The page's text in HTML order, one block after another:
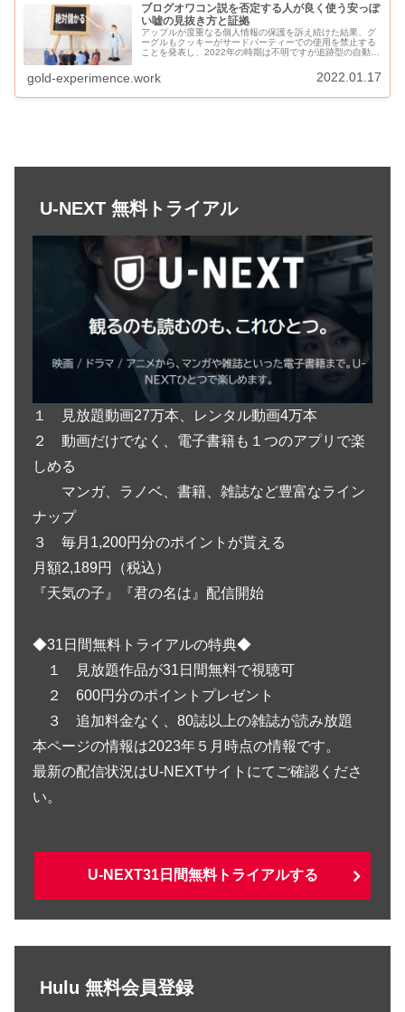
ブログオワコン説を否定する人が良く使う安っぽ
い嘘の見抜き方と証拠
アップルが度重なる個人情報の保護を訴え続けた結果、グ
ーグルもクッキーがサードパーティーでの使用を禁止する
ことを発表し、2022年の時期は不明ですが追跡型の自動広
ユーザーの情報にリンクした広...
gold-experimence.work 2022.01.17
U-NEXT 無料トライアル
１ 見放題動画27万本、レンタル動画4万本
２ 動画だけでなく、電子書籍も１つのアプリで楽
しめる
マンガ、ラノベ、書籍、雑誌など豊富なライン
ナップ
３ 毎月1,200円分のポイントが貰える
月額2,189円（税込）
『天気の子』『君の名は』配信開始
◆31日間無料トライアルの特典◆
１ 見放題作品が31日間無料で視聴可
２ 600円分のポイントプレゼント
３ 追加料金なく、80誌以上の雑誌が読み放題
本ページの情報は2023年５月時点の情報です。
最新の配信状況はU-NEXTサイトにてご確認くださ
い。
U-NEXT31日間無料トライアルする
Hulu 無料会員登録